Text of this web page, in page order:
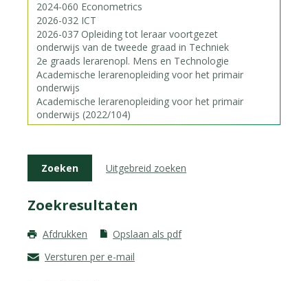
Uitgebreid zoeken
Zoekresultaten
Afdrukken
Opslaan als pdf
Versturen per e-mail